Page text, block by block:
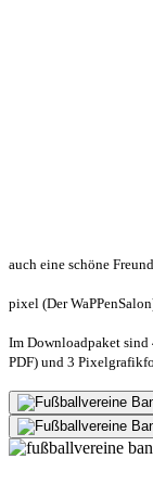
auch eine schöne
pixel (Der
Im Downloadpaket sind
PDF) und 3